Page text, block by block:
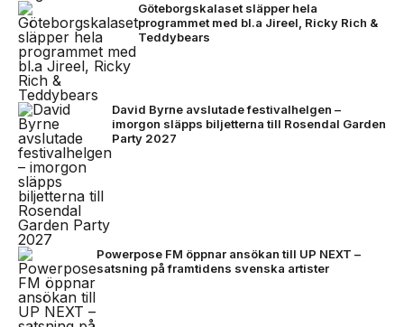
Göteborgskalaset släpper hela
programmet med bl.a Jireel, Ricky Rich &
Teddybears
David Byrne avslutade festivalhelgen –
imorgon släpps biljetterna till Rosendal Garden
Party 2027
Powerpose FM öppnar ansökan till UP NEXT –
satsning på framtidens svenska artister